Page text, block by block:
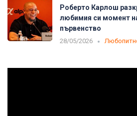
Роберто Карлош
любимия си момент
първенство
28/05/2026